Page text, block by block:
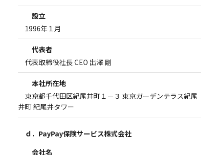
設立
1996年１月
代表者
代表取締役社長 CEO 出澤 剛
本社所在地
東京都千代田区紀尾井町１－３ 東京ガーデンテラス紀尾
井町 紀尾井タワー
ｄ．PayPay保険サービス株式会社
会社名